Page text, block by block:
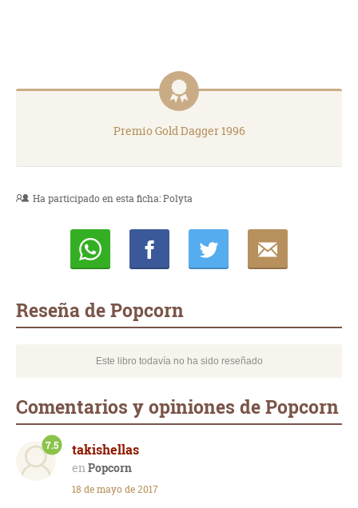
Premio Gold Dagger 1996
Ha participado en esta ficha:Polyta
Reseña de Popcorn
Este libro todavía no ha sido reseñado
Comentarios y opiniones de Popcorn
takishellas
Popcorn
7.5
18 de mayo de 2017